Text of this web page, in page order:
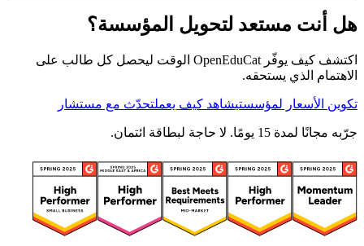
هل أنت مستعد لتحويل المؤسسة؟
اكتشف كيف يوفّر OpenEduCat الوقت ليحصل كل طالب على
الاهتمام الذي يستحقه.
تكوين الأسعار لمؤسستيشاهد كيف يعملتحدّث مع مستشار
جرّبه مجانًا لمدة 15 يومًا. لا حاجة لبطاقة ائتمان.